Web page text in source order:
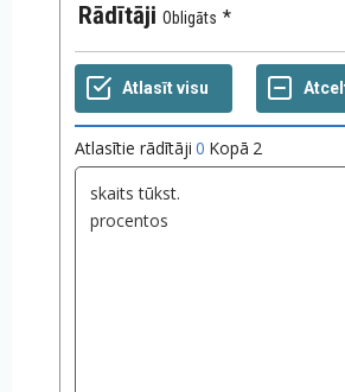
Rādītāji Obligāts
Atlasītie rādītāji 0 Kopā 2